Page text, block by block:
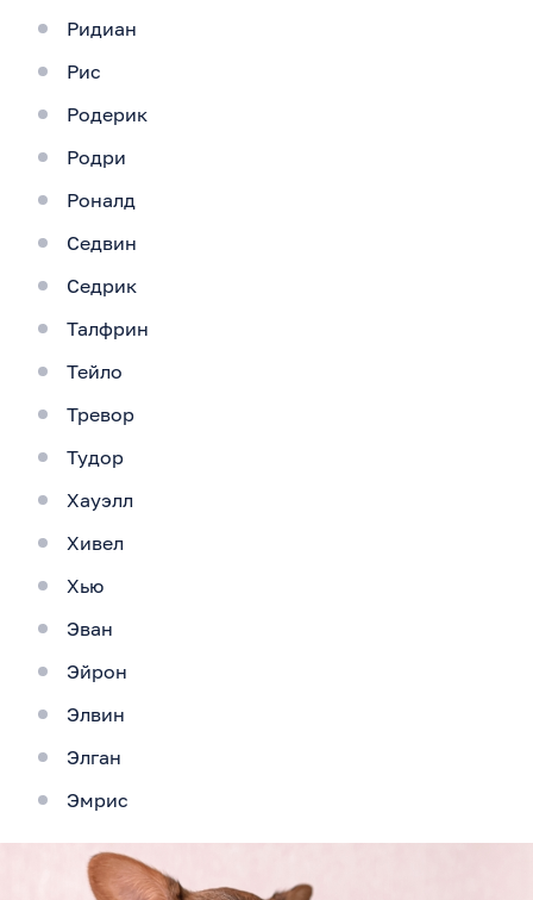
Ридиан
Рис
Родерик
Родри
Роналд
Седвин
Седрик
Талфрин
Тейло
Тревор
Тудор
Хауэлл
Хивел
Хью
Эван
Эйрон
Элвин
Элган
Эмрис